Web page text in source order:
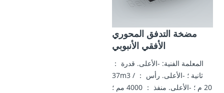
مضخة التدفق المحوري
الأفقي الأنبوبي
المعلمة الفنية: -الأعلى. قدرة ：
37m3 / ثانية ؛ -الأعلى. رأس ：
20 م ؛ -الأعلى. منفذ ： 4000 مم ؛